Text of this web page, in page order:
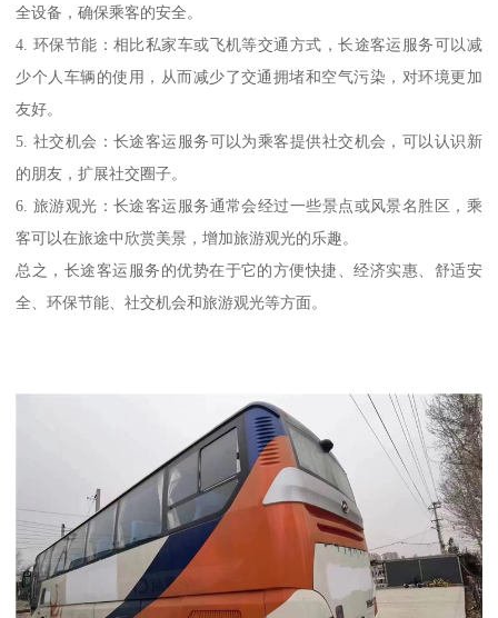
全设备，确保乘客的安全。
4. 环保节能：相比私家车或飞机等交通方式，长途客运服务可以减
少个人车辆的使用，从而减少了交通拥堵和空气污染，对环境更加
友好。
5. 社交机会：长途客运服务可以为乘客提供社交机会，可以认识新
的朋友，扩展社交圈子。
6. 旅游观光：长途客运服务通常会经过一些景点或风景名胜区，乘
客可以在旅途中欣赏美景，增加旅游观光的乐趣。
总之，长途客运服务的优势在于它的方便快捷、经济实惠、舒适安
全、环保节能、社交机会和旅游观光等方面。